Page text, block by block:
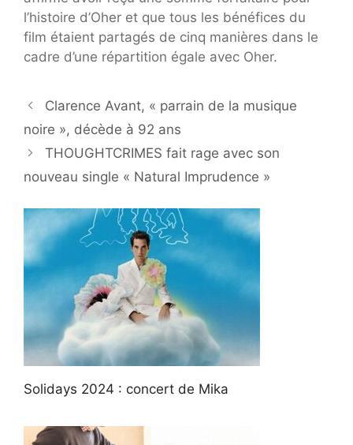
l’histoire d’Oher et que tous les bénéfices du
film étaient partagés de cinq manières dans le
cadre d’une répartition égale avec Oher.
Clarence Avant, « parrain de la musique
noire », décède à 92 ans
THOUGHTCRIMES fait rage avec son
nouveau single « Natural Imprudence »
Solidays 2024 : concert de Mika